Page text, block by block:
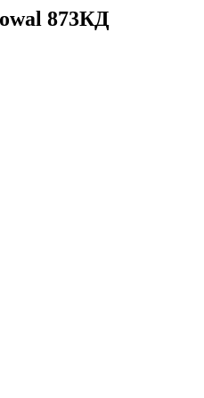
873КД